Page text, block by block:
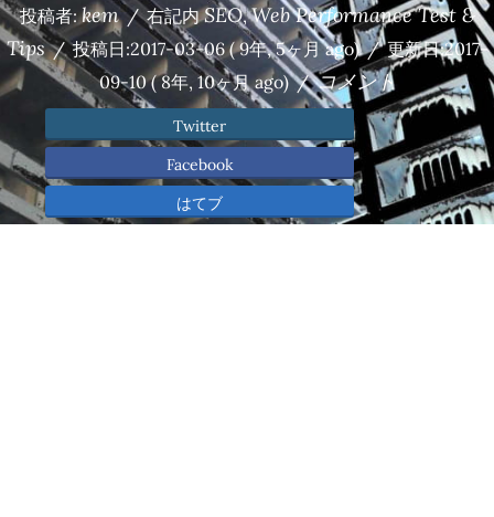
投稿者:kem / 右記内SEO,Web Performance Test &
Tips / 投稿日:2017-03-06( 9年, 5ヶ月 ago) / 更新日:2017-
09-10( 8年, 10ヶ月 ago) / コメント
Twitter
Facebook
はてブ